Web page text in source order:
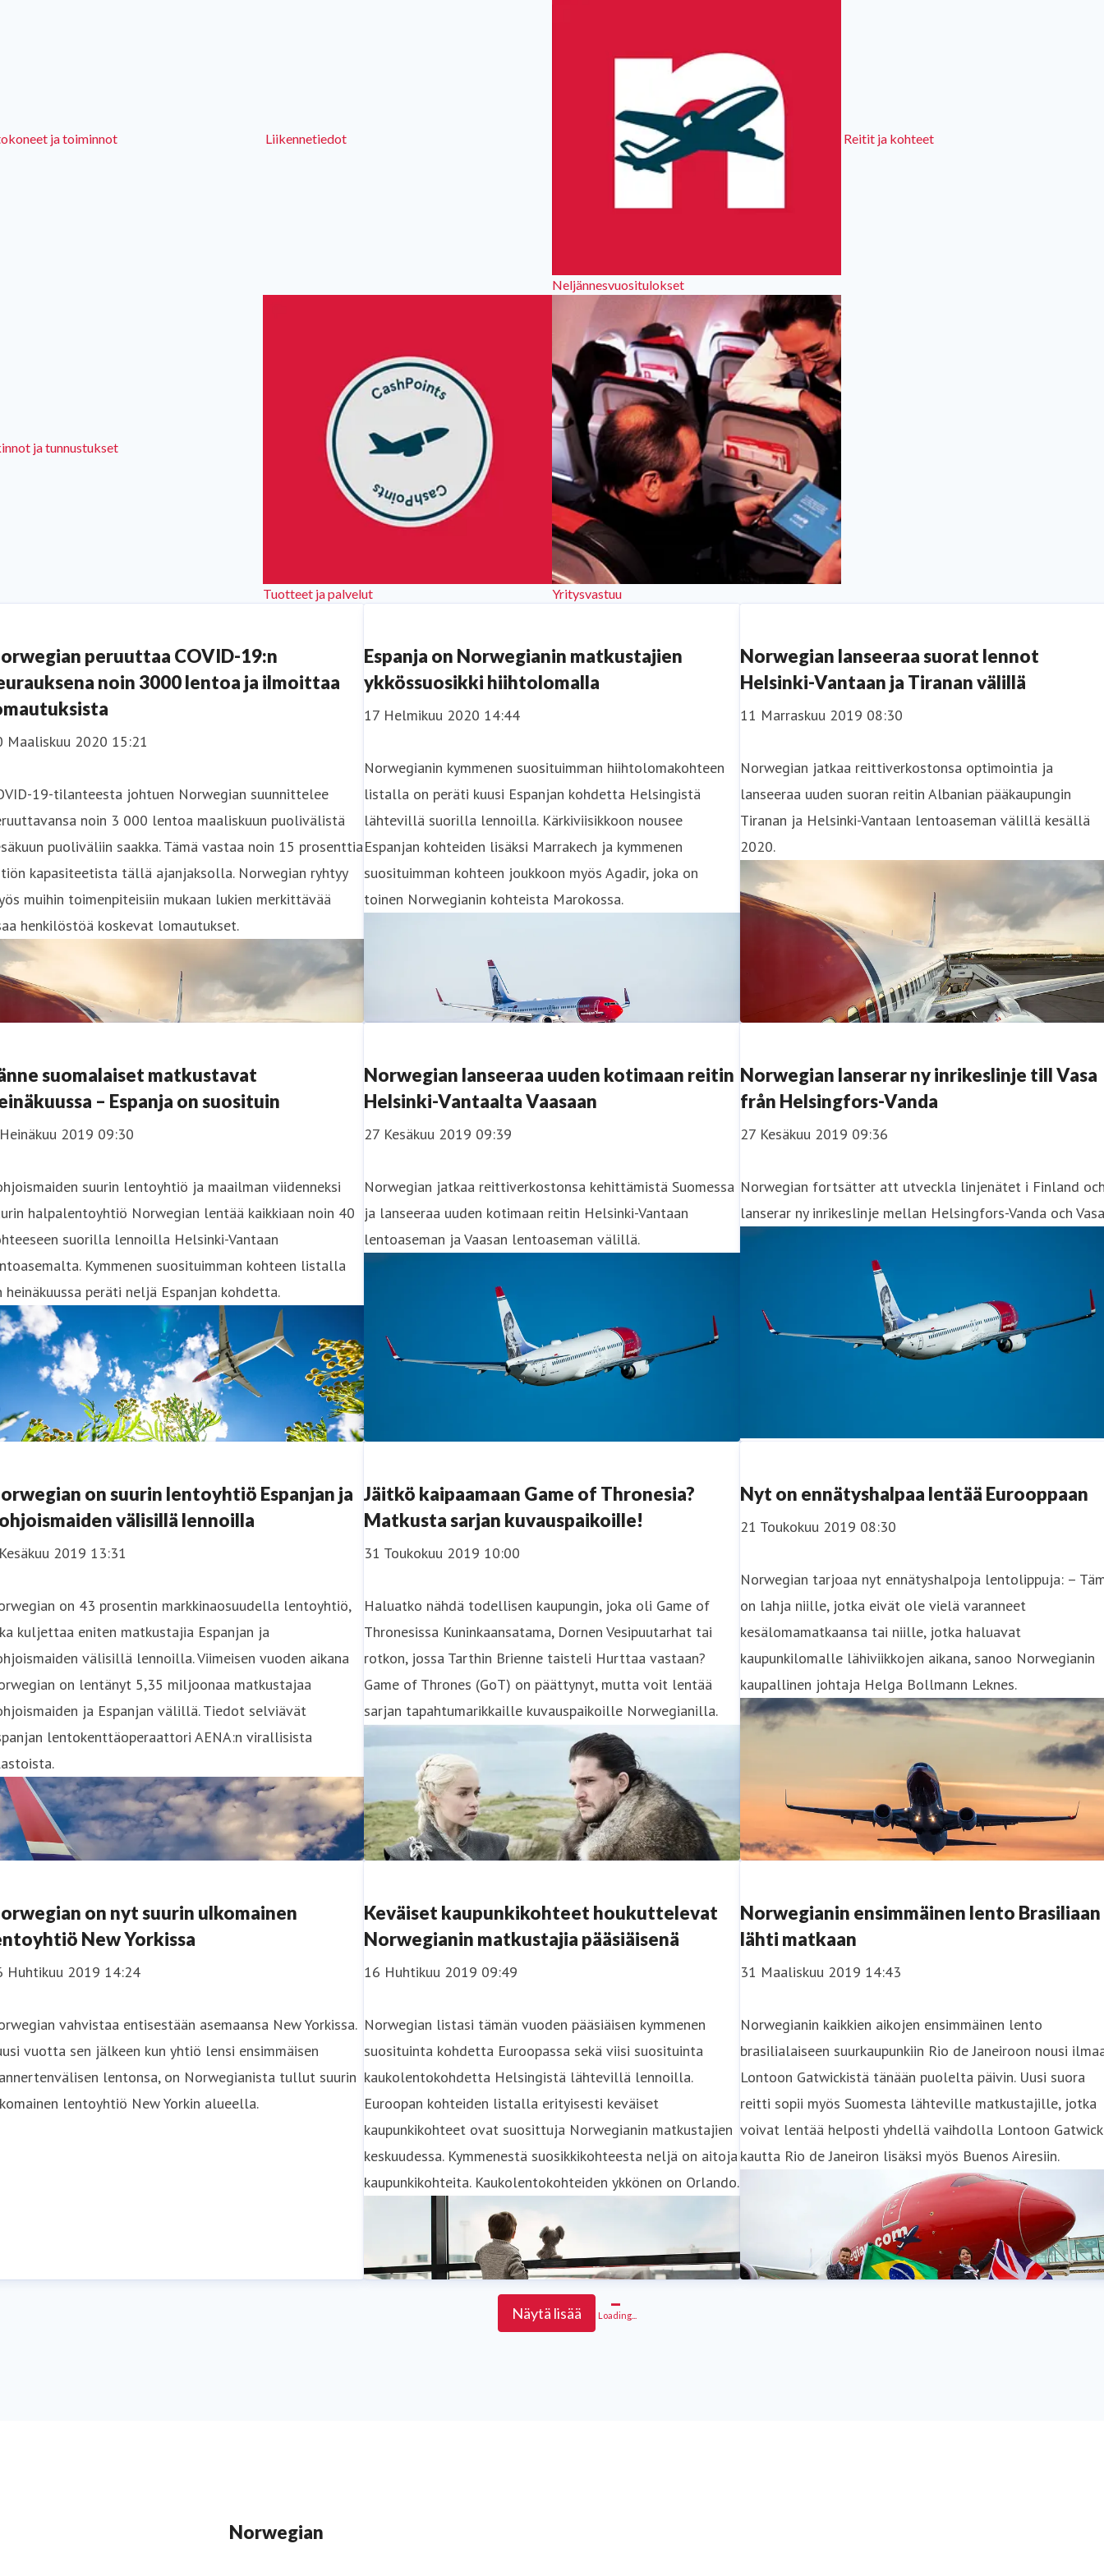
ja toiminnot Liikennetiedot
Neljännesvuositulokset
Reitit ja kohteet
ja tunnustukset
Tuotteet ja palvelut Yritysvastuu
peruuttaa COVID-19:n
noin 3000 lentoa ja ilmoittaa
Maaliskuu 2020 15:21
19-tilanteesta johtuen Norwegian suunnittelee
noin 3 000 lentoa maaliskuun puolivälistä
puoliväliin saakka. Tämä vastaa noin 15 prosenttia
kapasiteetista tällä ajanjaksolla. Norwegian ryhtyy
muihin toimenpiteisiin mukaan lukien merkittävää
henkilöstöä koskevat lomautukset.
Espanja on Norwegianin matkustajien
ykkössuosikki hiihtolomalla
17 Helmikuu 2020 14:44
Norwegianin kymmenen suosituimman hiihtolomakohteen
listalla on peräti kuusi Espanjan kohdetta Helsingistä
lähtevillä suorilla lennoilla. Kärkiviisikkoon nousee
Espanjan kohteiden lisäksi Marrakech ja kymmenen
suosituimman kohteen joukkoon myös Agadir, joka on
toinen Norwegianin kohteista Marokossa.
Norwegian lanseeraa suorat lennot
Helsinki-Vantaan ja Tiranan välillä
11 Marraskuu 2019 08:30
Norwegian jatkaa reittiverkostonsa optimointia ja
lanseeraa uuden suoran reitin Albanian pääkaupungin
Tiranan ja Helsinki-Vantaan lentoaseman välillä kesällä
2020.
suomalaiset matkustavat
– Espanja on suosituin
2019 09:30
suurin lentoyhtiö ja maailman viidenneksi
halpalentoyhtiö Norwegian lentää kaikkiaan noin 40
suorilla lennoilla Helsinki-Vantaan
Kymmenen suosituimman kohteen listalla
heinäkuussa peräti neljä Espanjan kohdetta.
Norwegian lanseeraa uuden kotimaan reitin
Helsinki-Vantaalta Vaasaan
27 Kesäkuu 2019 09:39
Norwegian jatkaa reittiverkostonsa kehittämistä Suomessa
ja lanseeraa uuden kotimaan reitin Helsinki-Vantaan
lentoaseman ja Vaasan lentoaseman välillä.
Norwegian lanserar ny inrikeslinje till Vasa
från Helsingfors-Vanda
27 Kesäkuu 2019 09:36
Norwegian fortsätter att utveckla linjenätet i Finland
lanserar ny inrikeslinje mellan Helsingfors-Vanda och
on suurin lentoyhtiö Espanjan ja
välisillä lennoilla
2019 13:31
on 43 prosentin markkinaosuudella lentoyhtiö,
kuljettaa eniten matkustajia Espanjan ja
välisillä lennoilla. Viimeisen vuoden aikana
on lentänyt 5,35 miljoonaa matkustajaa
ja Espanjan välillä. Tiedot selviävät
lentokenttäoperaattori AENA:n virallisista
Jäitkö kaipaamaan Game of Thronesia?
Matkusta sarjan kuvauspaikoille!
31 Toukokuu 2019 10:00
Haluatko nähdä todellisen kaupungin, joka oli Game of
Thronesissa Kuninkaansatama, Dornen Vesipuutarhat tai
rotkon, jossa Tarthin Brienne taisteli Hurttaa vastaan?
Game of Thrones (GoT) on päättynyt, mutta voit lentää
sarjan tapahtumarikkaille kuvauspaikoille Norwegianilla.
Nyt on ennätyshalpaa lentää Eurooppaan
21 Toukokuu 2019 08:30
Norwegian tarjoaa nyt ennätyshalpoja lentolippuja: –
on lahja niille, jotka eivät ole vielä varanneet
kesälomamatkaansa tai niille, jotka haluavat
kaupunkilomalle lähiviikkojen aikana, sanoo Norwegianin
kaupallinen johtaja Helga Bollmann Leknes.
on nyt suurin ulkomainen
New Yorkissa
Huhtikuu 2019 14:24
vahvistaa entisestään asemaansa New Yorkissa.
vuotta sen jälkeen kun yhtiö lensi ensimmäisen
lentonsa, on Norwegianista tullut suurin
lentoyhtiö New Yorkin alueella.
Keväiset kaupunkikohteet houkuttelevat
Norwegianin matkustajia pääsiäisenä
16 Huhtikuu 2019 09:49
Norwegian listasi tämän vuoden pääsiäisen kymmenen
suosituinta kohdetta Euroopassa sekä viisi suosituinta
kaukolentokohdetta Helsingistä lähtevillä lennoilla.
Euroopan kohteiden listalla erityisesti keväiset
kaupunkikohteet ovat suosittuja Norwegianin matkustajien
keskuudessa. Kymmenestä suosikkikohteesta neljä on aitoja
kaupunkikohteita. Kaukolentokohteiden ykkönen on Orlando.
Norwegianin ensimmäinen lento Brasiliaan
lähti matkaan
31 Maaliskuu 2019 14:43
Norwegianin kaikkien aikojen ensimmäinen lento
brasilialaiseen suurkaupunkiin Rio de Janeiroon nousi
Lontoon Gatwickistä tänään puolelta päivin. Uusi suora
reitti sopii myös Suomesta lähteville matkustajille, jotka
voivat lentää helposti yhdellä vaihdolla Lontoon
kautta Rio de Janeiron lisäksi myös Buenos Airesiin.
Näytä lisää Loading...
Norwegian